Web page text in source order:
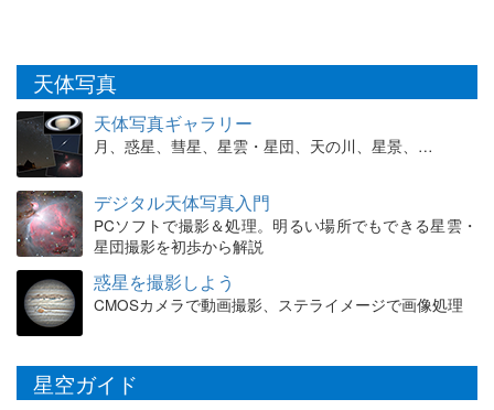
天体写真
天体写真ギャラリー
月、惑星、彗星、星雲・星団、天の川、星景、…
デジタル天体写真入門
PCソフトで撮影＆処理。明るい場所でもできる星雲・
星団撮影を初歩から解説
惑星を撮影しよう
CMOSカメラで動画撮影、ステライメージで画像処理
星空ガイド